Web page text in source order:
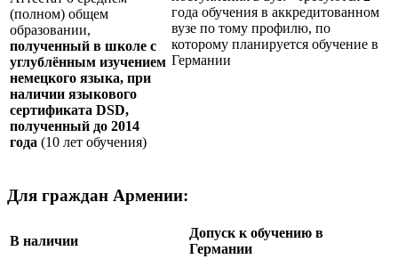
года обучения в аккредитованном
вузе по тому профилю, по
которому планируется обучение в
Германии
(полном) общем
образовании,
полученный в школе с
углублённым изучением
немецкого языка, при
наличии языкового
сертификата DSD,
полученный до 2014
года (10 лет обучения)
Для граждан Армении:
В наличии
Допуск к обучению в
Германии